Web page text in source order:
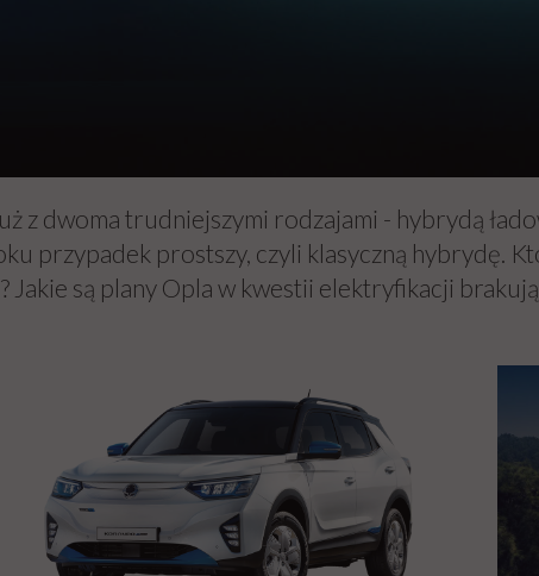
z dwoma trudniejszymi rodzajami - hybrydą
przypadek prostszy, czyli klasyczną hybrydę.
Jakie są plany Opla w kwestii elektryfikacji